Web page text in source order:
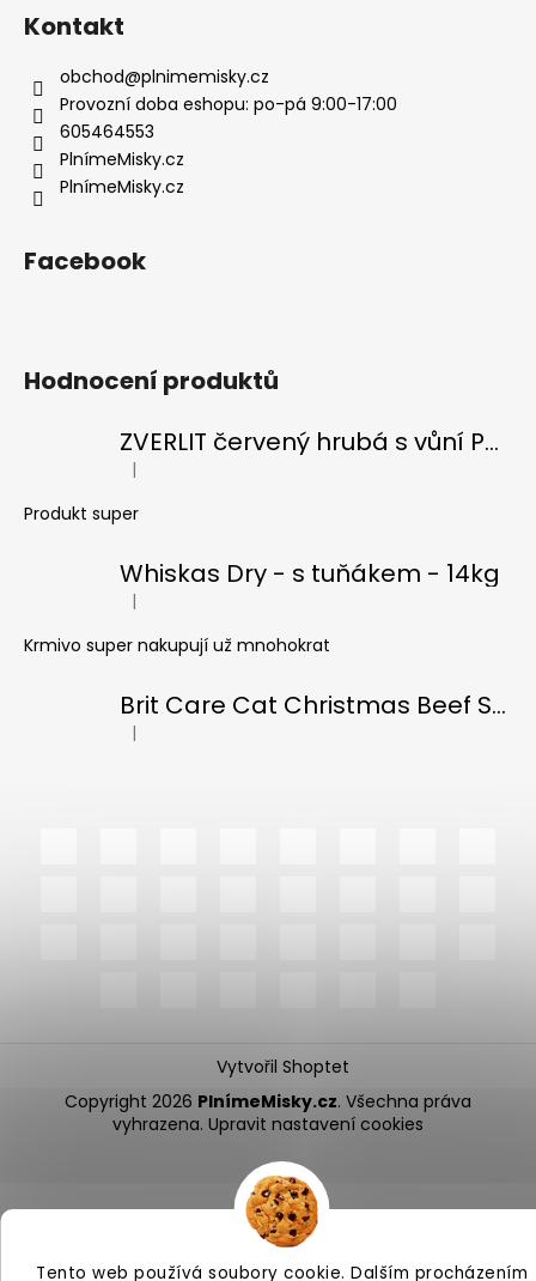
Tento web používá soubory cookie. Dalším procházením
Kontakt
obchod@plnimemisky.cz
Provozní doba eshopu: po-pá 9:00-17:00
605464553
PlnímeMisky.cz
PlnímeMisky.cz
Facebook
Hodnocení produktů
ZVERLIT červený hrubá s vůní Podestýlka kočka 10kg
Hodnocení produktu je 5 z 5 hvězdiček.
|
Produkt super
Whiskas Dry - s tuňákem - 14kg
Hodnocení produktu je 5 z 5 hvězdiček.
|
Krmivo super nakupují už mnohokrat
Brit Care Cat Christmas Beef Soup 75g
Hodnocení produktu je 5 z 5 hvězdiček.
|
Vytvořil Shoptet
Copyright 2026 PlnímeMisky.cz. Všechna práva
vyhrazena. Upravit nastavení cookies